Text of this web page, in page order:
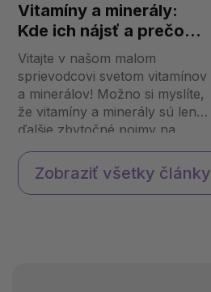
Vitamíny a minerály:
Kde ich nájsť a prečo
ich naše telo toľko
potrebuje?
Vitajte v našom malom
sprievodcovi svetom vitamínov
a minerálov! Možno si myslíte,
že vitamíny a minerály sú len
ďalšie zbytočné pojmy na
etiketách potravín, ale v
skutočnosti sú to kľúčové
zložky, ktoré udržujú naše telo
Zobraziť všetky články